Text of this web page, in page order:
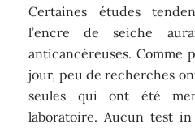
Certaines études
l’encre de seiche
anticancéreuses. Comme
jour, peu de recherches
seules qui ont été
laboratoire. Aucun test in